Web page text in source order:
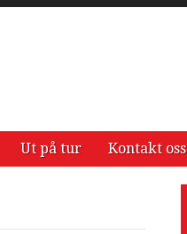
Ut på tur Kontakt oss